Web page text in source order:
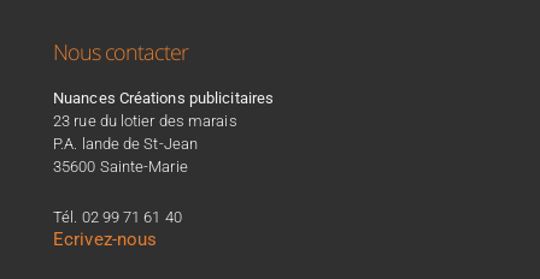
Nous contacter
Nuances Créations publicitaires
23 rue du lotier des marais
P.A. lande de St-Jean
35600 Sainte-Marie
Tél. 02 99 71 61 40
Ecrivez-nous